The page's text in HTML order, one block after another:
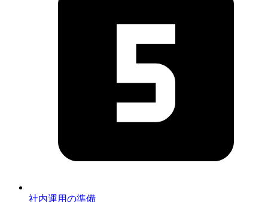
社内運用の準備